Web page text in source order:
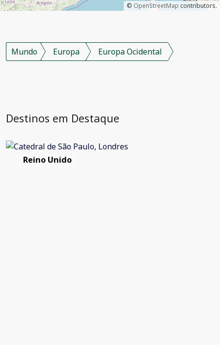
© OpenStreetMap contributors.
Mundo Europa Europa Ocidental
Destinos em Destaque
Reino Unido